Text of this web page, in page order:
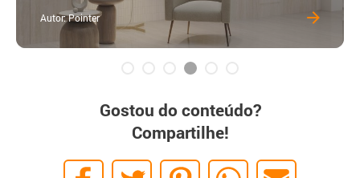
Autor: Pointer
Gostou do conteúdo?
Compartilhe!